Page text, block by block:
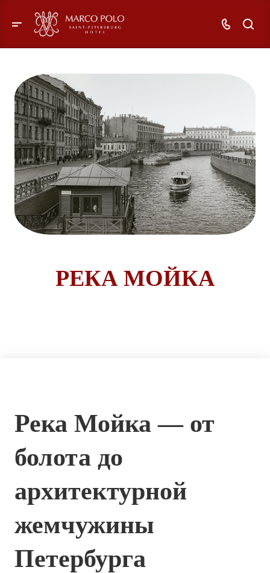
РЕКА МОЙКА
Река Мойка — от
болота до
архитектурной
жемчужины
Петербурга